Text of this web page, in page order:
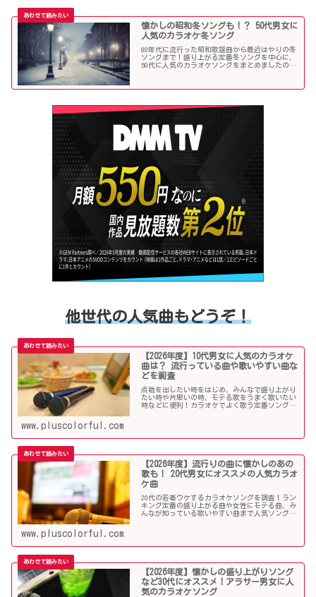
懐かしの昭和冬ソングも！？ 50代男女に
人気のカラオケ冬ソング
80年代に流行った昭和歌謡曲から最近はやりの冬
ソングまで！盛り上がる定番冬ソングを中心に、
50代に人気のカラオケソングをまとめましたので
他世代の人気曲もどうぞ！
【2026年度】10代男女に人気のカラオケ
曲は？ 流行っている曲や歌いやすい曲な
どを調査
点数を出したい時をはじめ、みんなで盛り上がり
たい時や片思いの時、モテる歌をうまく歌いたい
時などに便利！カラオケでよく歌う定番ソングか
www.pluscolorful.com
【2026年度】流行りの曲に懐かしのあの
歌も！ 20代男女にオススメの人気カラオ
ケ曲
20代の若者ウケするカラオケソングを調査！ラン
キング定番の盛り上がる曲や女性にモテる曲、み
んなが知っている歌いやすい曲まで人気ソングが
www.pluscolorful.com
【2026年度】懐かしの盛り上がりソング
など30代にオススメ！アラサー男女に人
気のカラオケソング